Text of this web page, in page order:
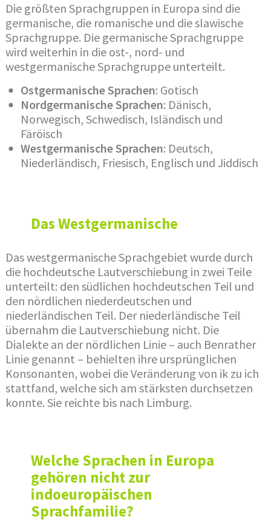
Die größten Sprachgruppen in Europa sind die
germanische, die romanische und die slawische
Sprachgruppe. Die germanische Sprachgruppe
wird weiterhin in die ost-, nord- und
westgermanische Sprachgruppe unterteilt.
Ostgermanische Sprachen: Gotisch
Nordgermanische Sprachen: Dänisch,
Norwegisch, Schwedisch, Isländisch und
Färöisch
Westgermanische Sprachen: Deutsch,
Niederländisch, Friesisch, Englisch und Jiddisch
Das Westgermanische
Das westgermanische Sprachgebiet wurde durch
die hochdeutsche Lautverschiebung in zwei Teile
unterteilt: den südlichen hochdeutschen Teil und
den nördlichen niederdeutschen und
niederländischen Teil. Der niederländische Teil
übernahm die Lautverschiebung nicht. Die
Dialekte an der nördlichen Linie – auch Benrather
Linie genannt – behielten ihre ursprünglichen
Konsonanten, wobei die Veränderung von ik zu ich
stattfand, welche sich am stärksten durchsetzen
konnte. Sie reichte bis nach Limburg.
Welche Sprachen in Europa
gehören nicht zur
indoeuropäischen
Sprachfamilie?